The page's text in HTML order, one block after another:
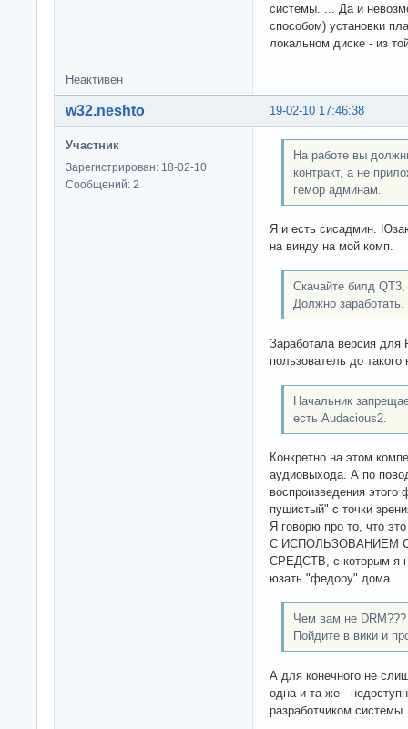
системы. ... Да и
способом) установки
локальном диске - из
Неактивен
19-02-10 17:46:38
w32.neshto
Участник
Зарегистрирован: 18-02-10
Сообщений: 2
На работе вы
контракт, а не
гемор админам.
Я и есть сисадмин.
на винду на мой комп.
Скачайте билд
Должно заработать.
Заработала версия
пользователь до
Начальник
есть Audacious2.
Конкретно на этом
аудиовыхода. А по
воспроизведения
пушистый" с точки
Я говорю про то, что
С ИСПОЛЬЗОВАНИЕМ
СРЕДСТВ, с которым я
юзать "федору" дома.
Чем вам не DRM???
Пойдите в вики и
А для конечного не
одна и та же -
разработчиком системы.